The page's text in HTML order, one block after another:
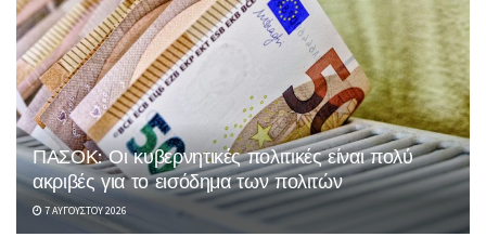
ΠΑΣΟΚ: Οι κυβερνητικές πολιτικές είναι πολύ
ακριβές για το εισόδημα των πολιτών
7 ΑΥΓΟΎΣΤΟΥ 2026